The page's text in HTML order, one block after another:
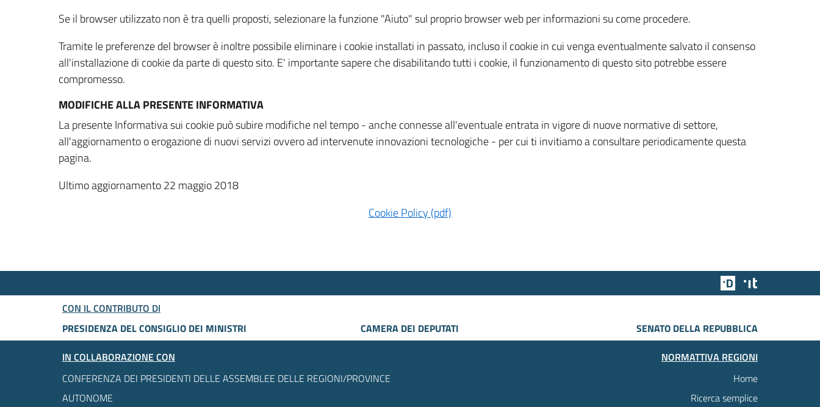
Se il browser utilizzato non è tra quelli proposti, selezionare la funzione "Aiuto" sul proprio browser web per informazioni su come procedere.
Tramite le preferenze del browser è inoltre possibile eliminare i cookie installati in passato, incluso il cookie in cui venga eventualmente salvato il consenso
all'installazione di cookie da parte di questo sito. E' importante sapere che disabilitando tutti i cookie, il funzionamento di questo sito potrebbe essere
compromesso.
MODIFICHE ALLA PRESENTE INFORMATIVA
La presente Informativa sui cookie può subire modifiche nel tempo - anche connesse all'eventuale entrata in vigore di nuove normative di settore,
all'aggiornamento o erogazione di nuovi servizi ovvero ad intervenute innovazioni tecnologiche - per cui ti invitiamo a consultare periodicamente questa
pagina.
Ultimo aggiornamento 22 maggio 2018
Cookie Policy (pdf)
Team Digitale
CON IL CONTRIBUTO DI
PRESIDENZA DEL CONSIGLIO DEI MINISTRI
CAMERA DEI DEPUTATI
SENATO DELLA REPUBBLICA
IN COLLABORAZIONE CON
CONFERENZA DEI PRESIDENTI DELLE ASSEMBLEE DELLE REGIONI/PROVINCE
AUTONOME
NORMATTIVA REGIONI
Home
Ricerca semplice